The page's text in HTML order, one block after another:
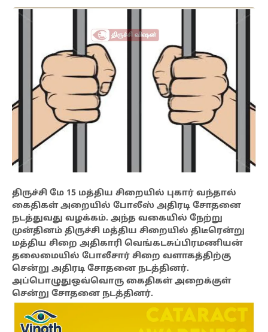
திருச்சி மே 15 மத்திய சிறையில் புகார் வந்தால்
கைதிகள் அறையில் போலீஸ் அதிரடி சோதனை
நடத்துவது வழக்கம். அந்த வகையில் நேற்று
முன்தினம் திருச்சி மத்திய சிறையில் திடீரென்று
மத்திய சிறை அதிகாரி வெங்கடசுப்பிரமணியன்
தலைமையில் போலீசார் சிறை வளாகத்திற்கு
சென்று அதிரடி சோதனை நடத்தினர்.
அப்பொழுதுஒவ்வொரு கைதிகள் அறைக்குள்
சென்று சோதனை நடத்தினர்.